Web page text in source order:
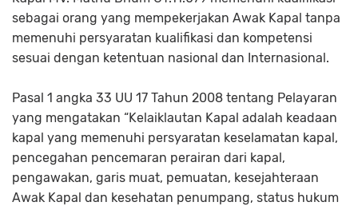
sebagai orang yang mempekerjakan Awak Kapal tanpa
memenuhi persyaratan kualifikasi dan kompetensi
sesuai dengan ketentuan nasional dan Internasional.
Pasal 1 angka 33 UU 17 Tahun 2008 tentang Pelayaran
yang mengatakan “Kelaiklautan Kapal adalah keadaan
kapal yang memenuhi persyaratan keselamatan kapal,
pencegahan pencemaran perairan dari kapal,
pengawakan, garis muat, pemuatan, kesejahteraan
Awak Kapal dan kesehatan penumpang, status hukum